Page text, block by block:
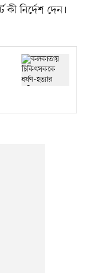
নির্দেশ দেন।